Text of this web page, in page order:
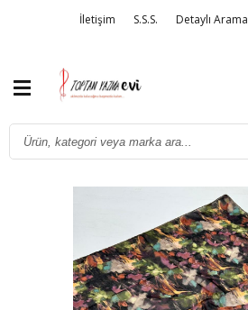
İletişim S.S.S. Detaylı Arama